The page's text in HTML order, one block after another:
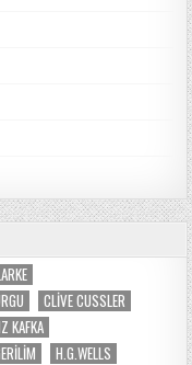
CLIVE CUSSLER
KAFKA
H.G.WELLS